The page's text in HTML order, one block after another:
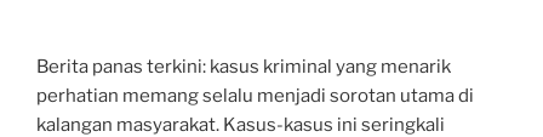
Berita panas terkini: kasus kriminal yang menarik
perhatian memang selalu menjadi sorotan utama di
kalangan masyarakat. Kasus-kasus ini seringkali